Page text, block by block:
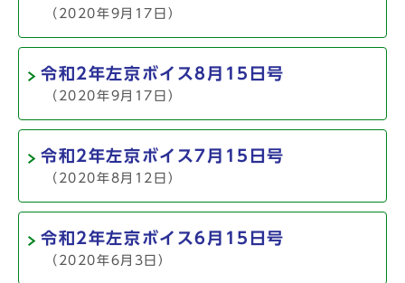
（2020年9月17日）
令和2年左京ボイス8月15日号
（2020年9月17日）
令和2年左京ボイス7月15日号
（2020年8月12日）
令和2年左京ボイス6月15日号
（2020年6月3日）